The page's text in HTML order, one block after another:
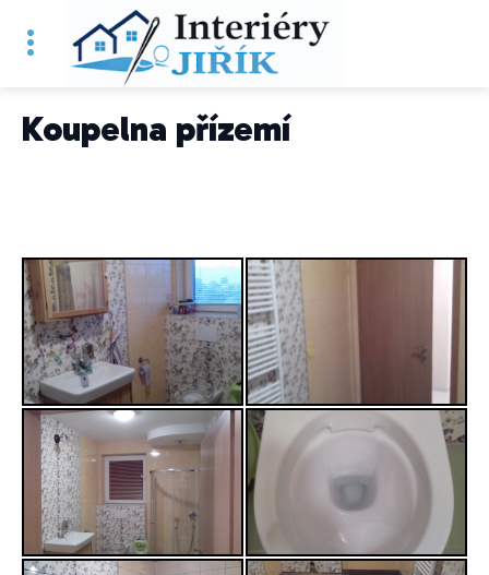
Koupelna přízemí